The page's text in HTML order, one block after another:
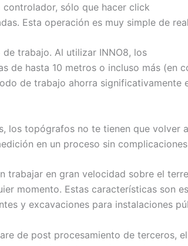
sólo que hacer click
Esta operación es muy simple de
trabajo. Al utilizar INNO8, los
de hasta 10 metros o incluso más (en
de trabajo ahorra
los topógrafos no te tienen que
en un proceso sin
en gran velocidad sobre el
momento. Estas características son
y excavaciones para instalaciones
de post procesamiento de terceros,